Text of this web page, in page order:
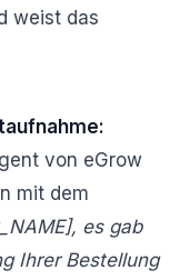
weist das
von eGrow
mit dem
es gab
Ihrer Bestellung